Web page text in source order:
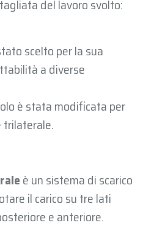
del lavoro svolto:
scelto per la sua
a diverse
è stata modificata per
è un sistema di scarico
il carico su tre lati
e anteriore.